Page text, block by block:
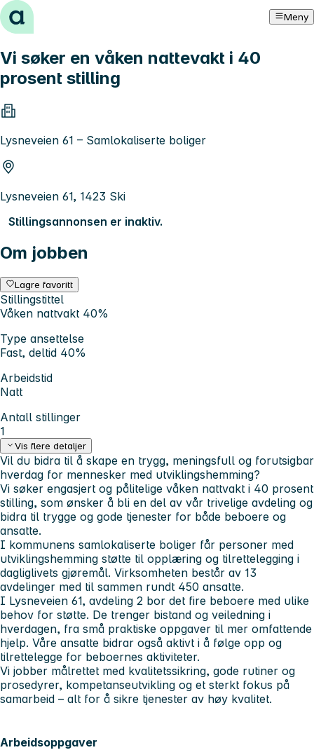
Hopp til innhold Meny
Vi søker en våken nattevakt i 40
prosent stilling
Lysneveien 61 – Samlokaliserte boliger
Lysneveien 61, 1423 Ski
Stillingsannonsen er inaktiv.
Om jobben
Lagre favoritt
Stillingstittel
Våken nattvakt 40%
Type ansettelse
Fast, deltid 40%
Arbeidstid
Natt
Antall stillinger
1
Vis flere detaljer
Vil du bidra til å skape en trygg, meningsfull og forutsigbar
hverdag for mennesker med utviklingshemming?
Vi søker engasjert og pålitelige våken nattvakt i 40 prosent
stilling, som ønsker å bli en del av vår trivelige avdeling og
bidra til trygge og gode tjenester for både beboere og
ansatte.
I kommunens samlokaliserte boliger får personer med
utviklingshemming støtte til opplæring og tilrettelegging i
dagliglivets gjøremål. Virksomheten består av 13
avdelinger med til sammen rundt 450 ansatte.
I Lysneveien 61, avdeling 2 bor det fire beboere med ulike
behov for støtte. De trenger bistand og veiledning i
hverdagen, fra små praktiske oppgaver til mer omfattende
hjelp. Våre ansatte bidrar også aktivt i å følge opp og
tilrettelegge for beboernes aktiviteter.
Vi jobber målrettet med kvalitetssikring, gode rutiner og
prosedyrer, kompetanseutvikling og et sterkt fokus på
samarbeid – alt for å sikre tjenester av høy kvalitet.
Arbeidsoppgaver